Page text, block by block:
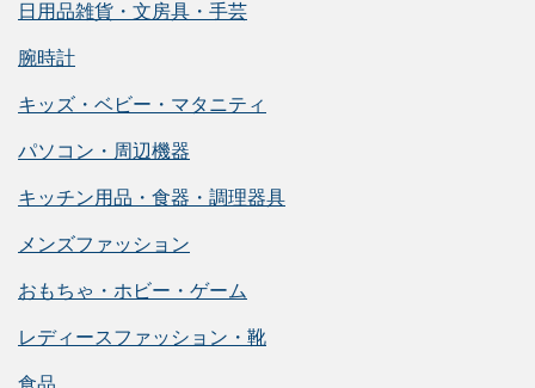
日用品雑貨・文房具・手芸
腕時計
キッズ・ベビー・マタニティ
パソコン・周辺機器
キッチン用品・食器・調理器具
メンズファッション
おもちゃ・ホビー・ゲーム
レディースファッション・靴
食品